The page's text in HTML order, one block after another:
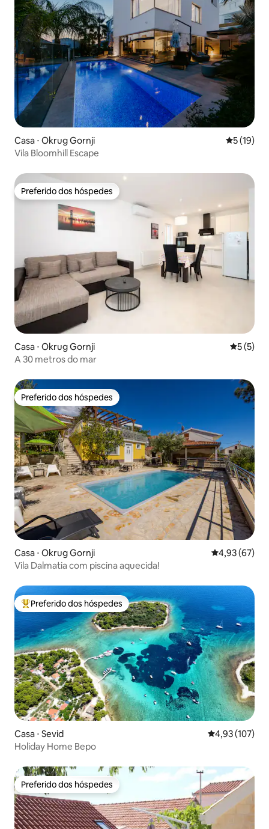
Casa ⋅ Okrug Gornji 5 de uma
5 (19)
Vila Bloomhill Escape
Preferido dos hóspedes
Preferido dos hóspedes
Casa ⋅ Okrug Gornji 5 de
5 (5)
A 30 metros do mar
Preferido dos hóspedes
Preferido dos hóspedes
Casa ⋅ Okrug Gornji 4,93 de uma
4,93 (67)
Vila Dalmatia com piscina aquecida!
Entre os melhores preferidos dos hóspedes
Preferido dos hóspedes
Casa ⋅ Sevid 4,93 de uma
4,93 (107)
Holiday Home Bepo
Preferido dos hóspedes
Preferido dos hóspedes